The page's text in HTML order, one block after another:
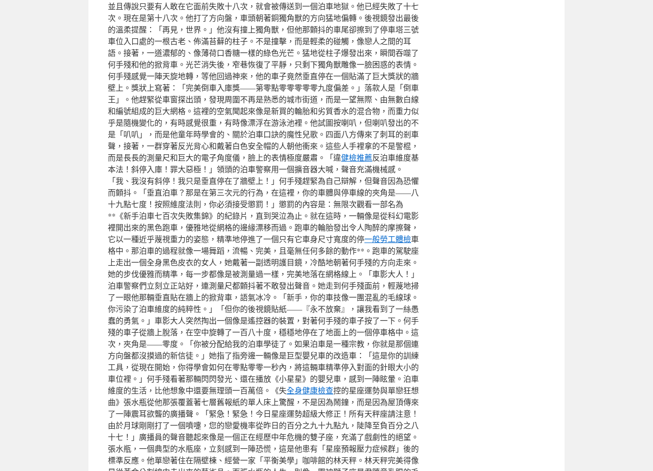
並且傳說只要有人敢在它面前失敗十八次，就會被傳送到一個泊車地獄。他已經失敗了十七
次。現在是第十八次。他打了方向盤，車頭朝著銅獨角獸的方向猛地偏轉。後視鏡發出最後
的溫柔提醒：「再見，世界。」他沒有撞上獨角獸，但他那顫抖的車尾卻擦到了停車塔三號
車位入口處的一根古老、佈滿苔蘚的柱子。不是撞擊，而是輕柔的碰觸，像戀人之間的耳
語。接著，一道濃郁的、像薄荷口香糖一樣的綠色光芒。猛地從柱子爆發出來，瞬間吞噬了
何手殘和他的掀背車。光芒消失後，窄巷恢復了平靜，只剩下獨角獸雕像一臉困惑的表情。
何手殘感覺一陣天旋地轉，等他回過神來，他的車子竟然垂直停在一個貼滿了巨大獎狀的牆
壁上。獎狀上寫著：「完美倒車入庫獎——第零點零零零零零九度偏差。」落款人是「倒車
王」。他趕緊從車窗探出頭，發現周圍不再是熟悉的城市街道，而是一望無際、由無數白線
和編號組成的巨大網格。這裡的空氣聞起來像是新買的輪胎和劣質香水的混合物，而重力似
乎是隨機變化的，有時感覺很重，有時像漂浮在游泳池裡。他試圖按喇叭，但喇叭發出的不
是「叭叭」，而是他童年時學會的、關於泊車口訣的魔性兒歌。四面八方傳來了刺耳的剎車
聲，接著，一群穿著反光背心和戴著白色安全帽的人朝他衝來。這些人手裡拿的不是警棍，
而是長長的測量尺和巨大的電子角度儀，臉上的表情極度嚴肅。「違健檢推薦反泊車維度基
本法！斜停入庫！罪大惡極！」領頭的泊車警察用一個擴音器大喊，聲音充滿機械感。
「我、我沒有斜停！我只是垂直停在了牆壁上！」何手殘趕緊為自己辯解，但聲音因為恐懼
而顫抖。「垂直泊車？那是在第三次元的行為，在這裡，你的車體與停車線的夾角是——八
十九點七度！按照維度法則，你必須接受懲罰！」懲罰的內容是：無限次觀看一部名為
**《新手泊車七百次失敗集錦》的紀錄片，直到哭泣為止。就在這時，一輛像是從科幻電影
裡開出來的黑色跑車，優雅地從網格的邊緣漂移而過。跑車的輪胎發出令人陶醉的摩擦聲，
它以一種近乎蔑視重力的姿態，精準地停進了一個只有它車身尺寸寬度的停一般勞工體檢車
格中。那泊車的過程就像一場舞蹈，流暢、完美，且毫無任何多餘的動作**。跑車的駕駛座
上走出一個全身黑色皮衣的女人，她戴著一副透明護目鏡，冷酷地朝著何手殘的方向走來。
她的步伐優雅而精準，每一步都像是被測量過一樣，完美地落在網格線上。「車影大人！」
泊車警察們立刻立正站好，連測量尺都顫抖著不敢發出聲音。她走到何手殘面前，輕蔑地掃
了一眼他那輛垂直貼在牆上的掀背車，語氣冰冷。「新手，你的車技像一團混亂的毛線球。
你污染了泊車維度的純粹性。」「但你的後視鏡貼紙——『永不放棄』，讓我看到了一絲愚
蠢的勇氣。」車影大人突然掏出一個像是遙控器的裝置，對著何手殘的車子按了一下。何手
殘的車子從牆上脫落，在空中旋轉了一百八十度，穩穩地停在了地面上的一個停車格中。這
次，夾角是——零度。「你被分配給我的泊車學徒了。如果泊車是一種宗教，你就是那個連
方向盤都沒摸過的新信徒。」她指了指旁邊一輛像是巨型嬰兒車的改造車：「這是你的訓練
工具，從現在開始，你得學會如何在零點零零一秒內，將這輛車精準停入對面的針眼大小的
車位裡。」何手殘看著那輛閃閃發光、還在播放《小星星》的嬰兒車，感到一陣眩暈。泊車
維度的生活，比他想象中還要無理頭一百萬倍。《失全身健康檢查控的星座運勢與單戀狂想
曲》張水瓶從他那張覆蓋著七層舊報紙的單人床上驚醒，不是因為鬧鐘，而是因為屋頂傳來
了一陣震耳欲聾的廣播聲。「緊急！緊急！今日星座運勢超級大修正！所有天秤座請注意！
由於月球剛剛打了一個噴嚏，您的戀愛機率從昨日的百分之九十九點九，陡降至負百分之八
十七！」廣播員的聲音聽起來像是一個正在經歷中年危機的雙子座，充滿了戲劇性的絕望。
張水瓶，一個典型的水瓶座，立刻感到一陣恐慌，這是他患有「星座預報壓力症候群」後的
標準反應。他單戀著住在隔壁棟、經營一家「平衡美學」咖啡館的林天秤。林天秤完美得像